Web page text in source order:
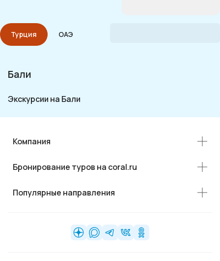
Турция ОАЭ
Таиланд
Мальдивы
Сейшелы
Маврикий Индия
Россия
Бали
Экскурсии на Бали
Компания
Бронирование туров на coral.ru
Популярные направления